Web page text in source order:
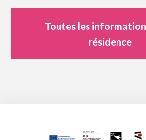
Toutes les
résidence